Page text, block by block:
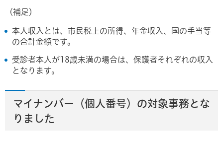
（補足）
本人収入とは、市民税上の所得、年金収入、国の手当等
の合計金額です。
受診者本人が18歳未満の場合は、保護者それぞれの収入
となります。
マイナンバー（個人番号）の対象事務とな
りました